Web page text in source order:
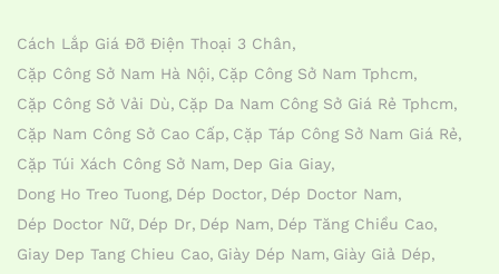
Cách Lắp Giá Đỡ Điện Thoại 3 Chân
Cặp Công Sở Nam Hà Nội Cặp Công Sở Nam Tphcm
Cặp Công Sở Vải Dù Cặp Da Nam Công Sở Giá Rẻ Tphcm
Cặp Nam Công Sở Cao Cấp Cặp Táp Công Sở Nam Giá Rẻ
Cặp Túi Xách Công Sở Nam Dep Gia Giay
Dong Ho Treo Tuong Dép Doctor Dép Doctor Nam
Dép Doctor Nữ Dép Dr Dép Nam Dép Tăng Chiều Cao
Giay Dep Tang Chieu Cao Giày Dép Nam Giày Giả Dép